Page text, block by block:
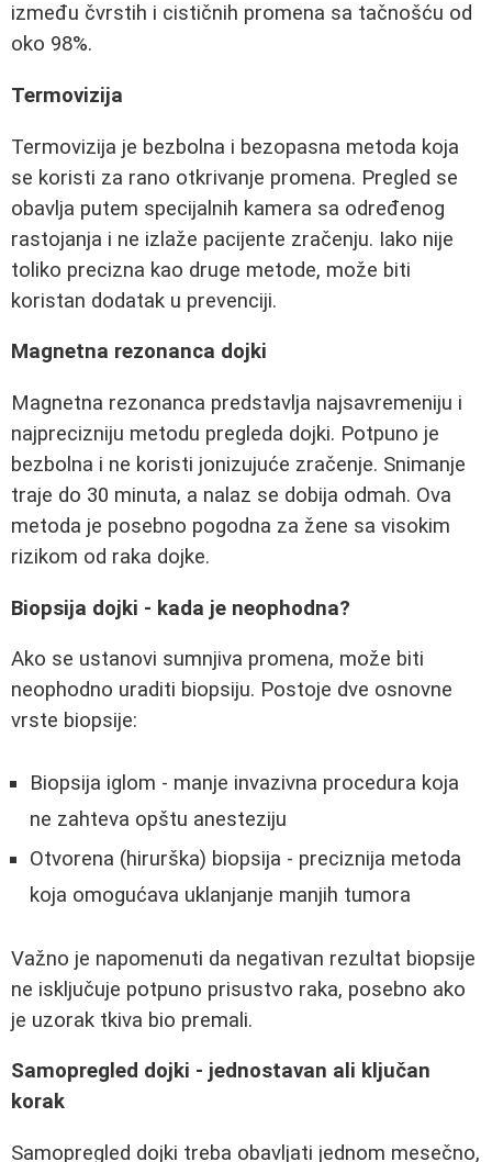
između čvrstih i cističnih promena sa tačnošću od
oko 98%.
Termovizija
Termovizija je bezbolna i bezopasna metoda koja
se koristi za rano otkrivanje promena. Pregled se
obavlja putem specijalnih kamera sa određenog
rastojanja i ne izlaže pacijente zračenju. Iako nije
toliko precizna kao druge metode, može biti
koristan dodatak u prevenciji.
Magnetna rezonanca dojki
Magnetna rezonanca predstavlja najsavremeniju i
najprecizniju metodu pregleda dojki. Potpuno je
bezbolna i ne koristi jonizujuće zračenje. Snimanje
traje do 30 minuta, a nalaz se dobija odmah. Ova
metoda je posebno pogodna za žene sa visokim
rizikom od raka dojke.
Biopsija dojki - kada je neophodna?
Ako se ustanovi sumnjiva promena, može biti
neophodno uraditi biopsiju. Postoje dve osnovne
vrste biopsije:
Biopsija iglom - manje invazivna procedura koja
ne zahteva opštu anesteziju
Otvorena (hirurška) biopsija - preciznija metoda
koja omogućava uklanjanje manjih tumora
Važno je napomenuti da negativan rezultat biopsije
ne isključuje potpuno prisustvo raka, posebno ako
je uzorak tkiva bio premali.
Samopregled dojki - jednostavan ali ključan
korak
Samopregled dojki treba obavljati jednom mesečno,